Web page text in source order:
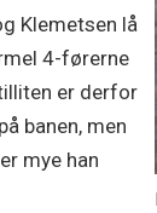
Klemetsen lå
4-førerne
er derfor
banen, men
mye han